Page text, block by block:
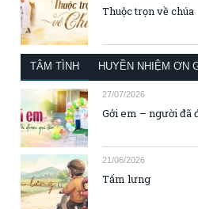
Thuộc trọn về chúa
TÂM TÌNH HUYỀN NHIỆM ƠN
27/07/2026
Gởi em – người đã
21/06/2026
Tấm lưng